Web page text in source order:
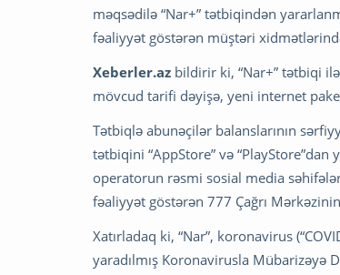
məqsədilə “Nar+” tətbiqindən
fəaliyyət göstərən müştəri
Xeberler.az bildirir ki, “Nar+” tətbiqi
mövcud tarifi dəyişə, yeni internet
Tətbiqlə abunəçilər balanslarının
tətbiqini “AppStore” və
operatorun rəsmi sosial media
fəaliyyət göstərən 777 Çağrı
Xatırladaq ki, “Nar”, koronavirus
yaradılmış Koronavirusla Mübarizəyə